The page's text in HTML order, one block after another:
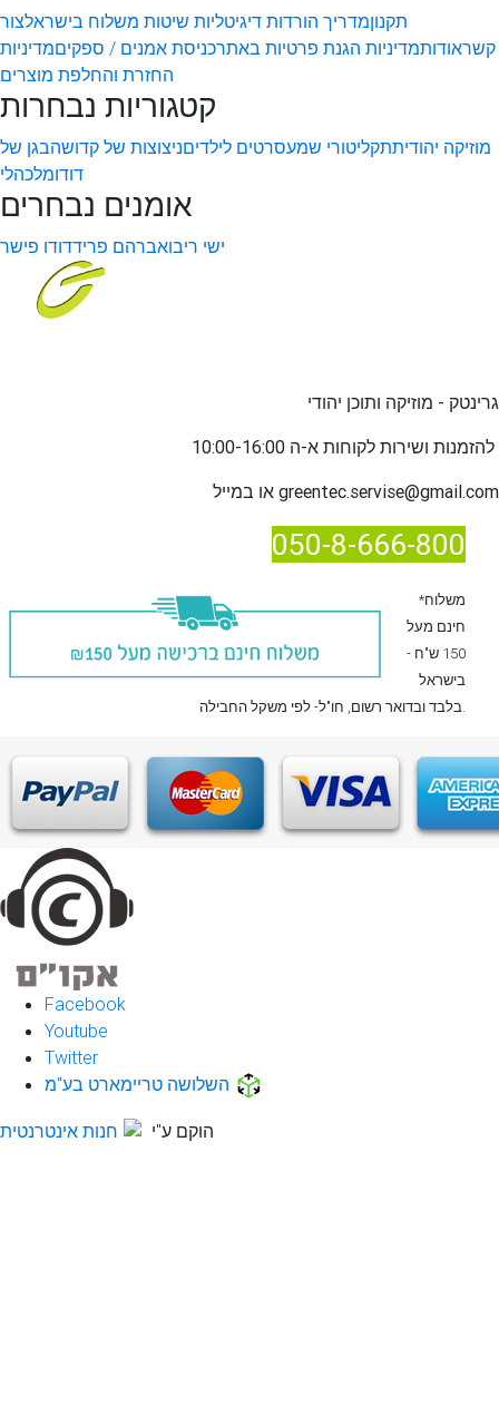
תקנוןמדריך הורדות דיגיטליות שיטות משלוח בישראלצור
קשראודותמדיניות הגנת פרטיות באתרכניסת אמנים / ספקיםמדיניות
החזרת והחלפת מוצרים
קטגוריות נבחרות
מוזיקה יהודיתתקליטורי שמעסרטים לילדיםניצוצות של קדושהבגן של
דודומלכהלי
אומנים נבחרים
ישי ריבואברהם פרידדודו פישר
גרינטק - מוזיקה ותוכן יהודי
להזמנות ו
greentec.servise@gmail.com
050-8-666-800
*משלוח
חינם מעל
150 ש"ח -
בישראל
בלבדובדואר רשום , חו"ל- לפי משקל החבילה.
Facebook
Youtube
Twitter
השלושה טריימארט בע"מ
הוקם ע"י חנות אינטרנטית